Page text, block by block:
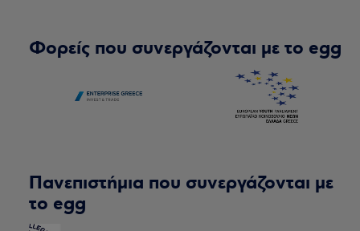
Φορείς που συνεργάζονται με το egg
Πανεπιστήμια που συνεργάζονται με
το egg